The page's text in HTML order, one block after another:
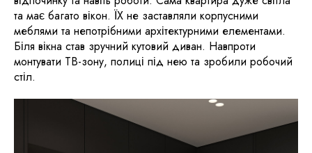
та має багато вікон. ЇХ не заставляли корпусними
меблями та непотрібними архітектурними елементами.
Біля вікна став зручний кутовий диван. Навпроти
монтувати ТВ-зону, полиці під нею та зробили робочий
стіл.